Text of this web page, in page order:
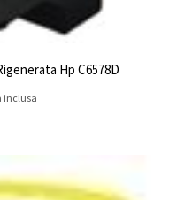
Hp C6578D
inclusa